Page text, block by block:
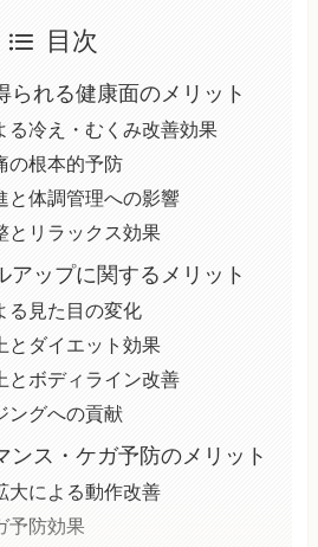
目次
られる健康面のメリット
る冷え・むくみ改善効果
の根本的予防
と体調管理への影響
とリラックス効果
アップに関するメリット
る見た目の変化
とダイエット効果
とボディライン改善
ングへの貢献
ンス・ケガ予防のメリット
大による動作改善
予防効果